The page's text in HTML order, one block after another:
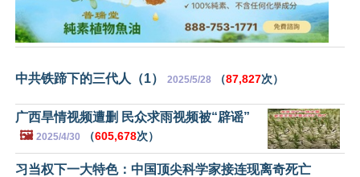
中共铁蹄下的三代人（1） 2025/5/28 （87,827次）
广西旱情视频遭删 民众求雨视频被“辟谣”
🖼️ 2025/4/30 （605,678次）
习当权下一大特色：中国顶尖科学家接连现离奇死亡